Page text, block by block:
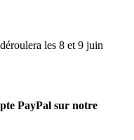
les 8 et 9 juin
PayPal sur notre